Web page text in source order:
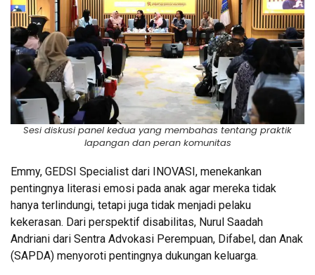
Sesi diskusi panel kedua yang membahas tentang praktik
lapangan dan peran komunitas
Emmy, GEDSI Specialist dari INOVASI, menekankan
pentingnya literasi emosi pada anak agar mereka tidak
hanya terlindungi, tetapi juga tidak menjadi pelaku
kekerasan. Dari perspektif disabilitas, Nurul Saadah
Andriani dari Sentra Advokasi Perempuan, Difabel, dan Anak
(SAPDA) menyoroti pentingnya dukungan keluarga.